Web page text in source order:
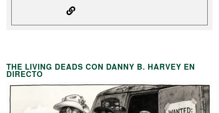
THE LIVING DEADS CON DANNY B. HARVEY EN
DIRECTO